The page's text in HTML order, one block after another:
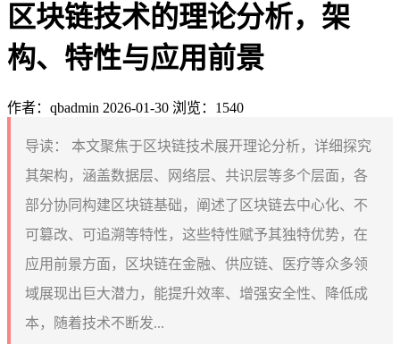
区块链技术的理论分析，架
构、特性与应用前景
作者：qbadmin 2026-01-30 浏览：1540
导读：
本文聚焦于区块链技术展开理论分析，详细探究
其架构，涵盖数据层、网络层、共识层等多个层面，各
部分协同构建区块链基础，阐述了区块链去中心化、不
可篡改、可追溯等特性，这些特性赋予其独特优势，在
应用前景方面，区块链在金融、供应链、医疗等众多领
域展现出巨大潜力，能提升效率、增强安全性、降低成
本，随着技术不断发...